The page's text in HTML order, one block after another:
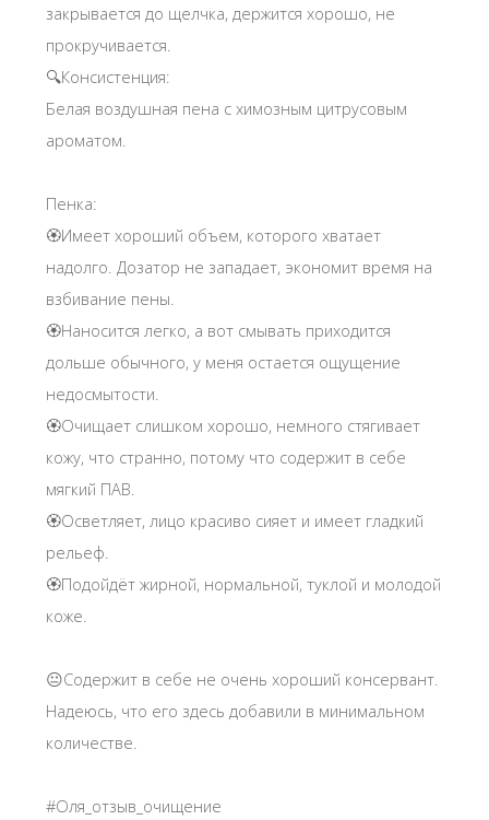
закрывается до щелчка, держится хорошо, не
прокручивается.
🔍Консистенция:
Белая воздушная пена с химозным цитрусовым
ароматом.
Пенка:
🏵Имеет хороший объем, которого хватает
надолго. Дозатор не западает, экономит время на
взбивание пены.
🏵Наносится легко, а вот смывать приходится
дольше обычного, у меня остается ощущение
недосмытости.
🏵Очищает слишком хорошо, немного стягивает
кожу, что странно, потому что содержит в себе
мягкий ПАВ.
🏵Осветляет, лицо красиво сияет и имеет гладкий
рельеф.
🏵Подойдёт жирной, нормальной, туклой и молодой
коже.
😐Содержит в себе не очень хороший консервант.
Надеюсь, что его здесь добавили в минимальном
количестве.
#Оля_отзыв_очищение